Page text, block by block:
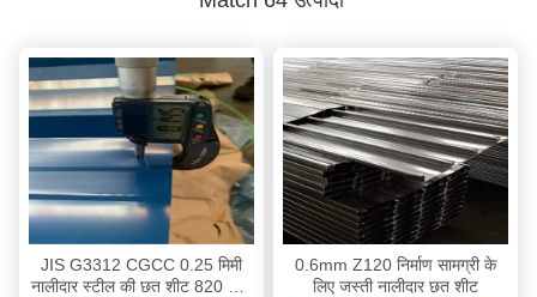
JIS G3312 CGCC 0.25 मिमी
नालीदार स्टील की छत शीट 820 मिमी
0.6mm Z120 निर्माण सामग्री के
लिए जस्ती नालीदार छत शीट